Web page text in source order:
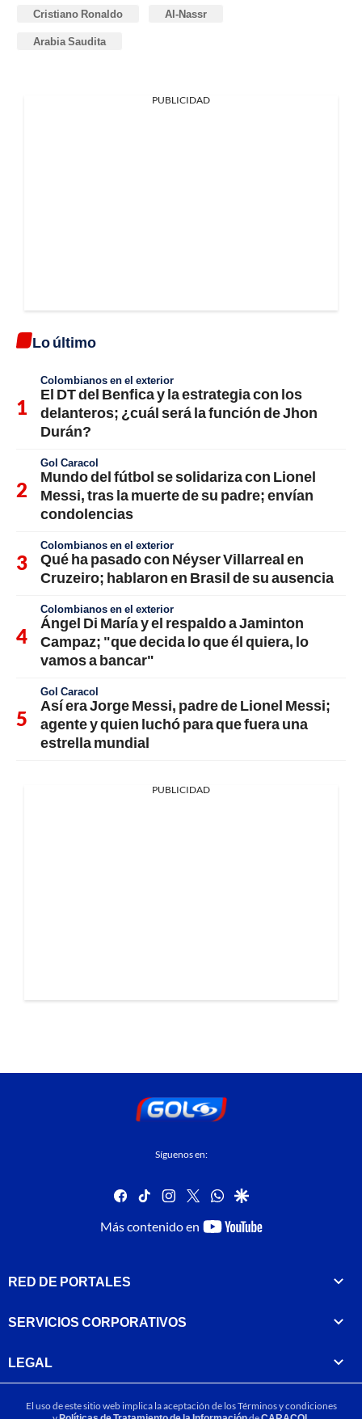
Cristiano Ronaldo Al-Nassr
Arabia Saudita
PUBLICIDAD
Lo último
Colombianos en el exterior
El DT del Benfica y la estrategia con los
delanteros; ¿cuál será la función de Jhon
Durán?
Gol Caracol
Mundo del fútbol se solidariza con Lionel
Messi, tras la muerte de su padre; envían
condolencias
Colombianos en el exterior
Qué ha pasado con Néyser Villarreal en
Cruzeiro; hablaron en Brasil de su ausencia
Colombianos en el exterior
Ángel Di María y el respaldo a Jaminton
Campaz; "que decida lo que él quiera, lo
vamos a bancar"
Gol Caracol
Así era Jorge Messi, padre de Lionel Messi;
agente y quien luchó para que fuera una
estrella mundial
PUBLICIDAD
Síguenos en:
facebook
tiktok instagram
twitterwhatsapp
google
Más contenido en
youtube-
RED DE PORTALES
SERVICIOS CORPORATIVOS
LEGAL
El uso de este sitio web implica la aceptación de losTérminos y condiciones